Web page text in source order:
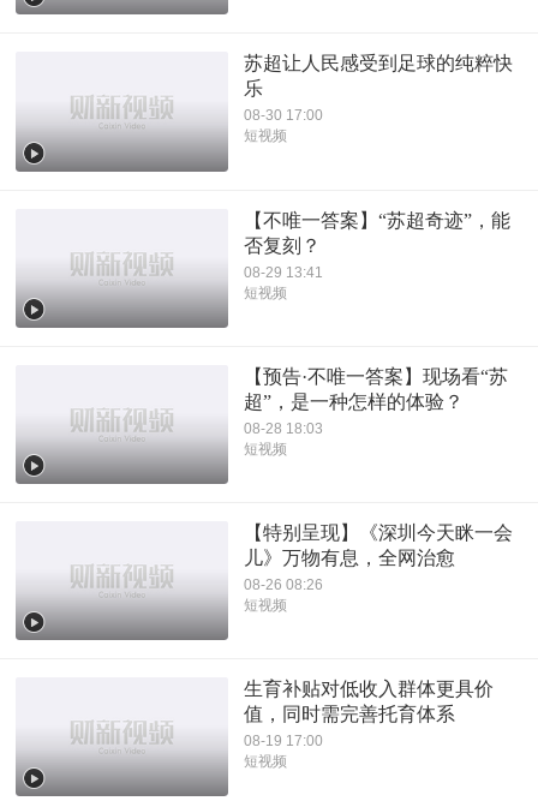
苏超让人民感受到足球的纯粹快
乐
08-30 17:00
短视频
【不唯一答案】“苏超奇迹”，能
否复刻？
08-29 13:41
短视频
【预告·不唯一答案】现场看“苏
超”，是一种怎样的体验？
08-28 18:03
短视频
【特别呈现】《深圳今天眯一会
儿》万物有息，全网治愈
08-26 08:26
短视频
生育补贴对低收入群体更具价
值，同时需完善托育体系
08-19 17:00
短视频